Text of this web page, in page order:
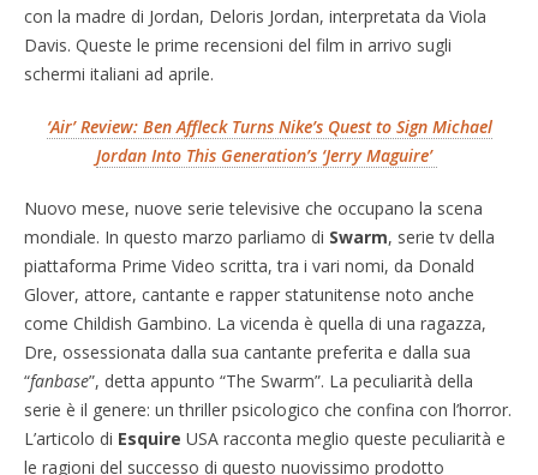
con la madre di Jordan, Deloris Jordan, interpretata da Viola
Davis. Queste le prime recensioni del film in arrivo sugli
schermi italiani ad aprile.
‘Air’ Review: Ben Affleck Turns Nike’s Quest to Sign Michael
Jordan Into This Generation’s ‘Jerry Maguire’
Nuovo mese, nuove serie televisive che occupano la scena
mondiale. In questo marzo parliamo di Swarm, serie tv della
piattaforma Prime Video scritta, tra i vari nomi, da Donald
Glover, attore, cantante e rapper statunitense noto anche
come Childish Gambino. La vicenda è quella di una ragazza,
Dre, ossessionata dalla sua cantante preferita e dalla sua
“fanbase”, detta appunto “The Swarm”. La peculiarità della
serie è il genere: un thriller psicologico che confina con l’horror.
L’articolo di Esquire USA racconta meglio queste peculiarità e
le ragioni del successo di questo nuovissimo prodotto